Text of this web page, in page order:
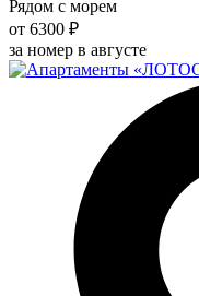
Рядом с морем
от 6300 ₽
за номер в августе